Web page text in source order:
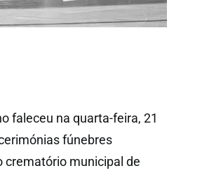
faleceu na quarta-feira, 21
fúnebres
crematório municipal de